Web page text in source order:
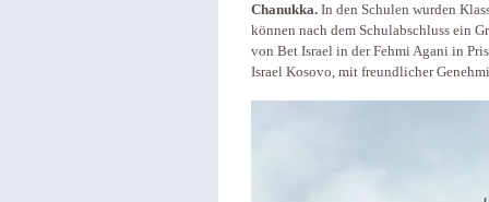
Chanukka. In den Schulen wurden
können nach dem Schulabschluss ein
von Bet Israel in der Fehmi Agani in
Israel Kosovo, mit freundlicher